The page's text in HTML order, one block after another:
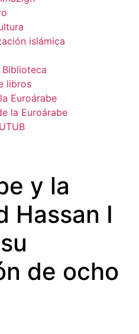
islámica
libros
Euroárabe
la Euroárabe
y la
Hassan I
de ocho